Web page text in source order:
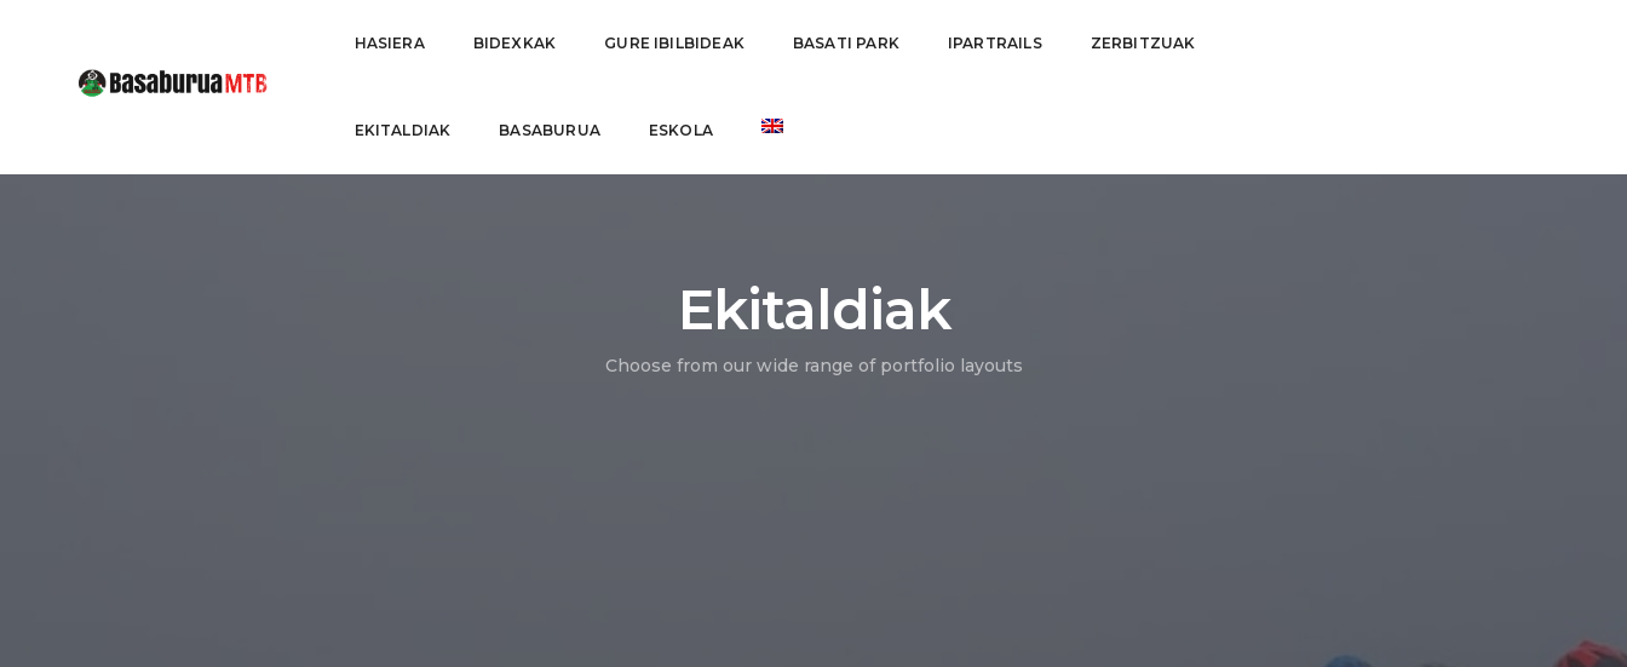
HASIERA BIDEXKAK GURE IBILBIDEAK BASATI PARK IPARTRAILS ZERBITZUAK
EKITALDIAK BASABURUA ESKOLA
Ekitaldiak
Choose from our wide range of portfolio layouts